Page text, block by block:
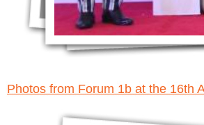
Photos from Forum 1b at the 16th